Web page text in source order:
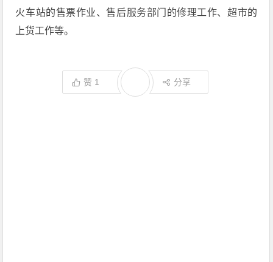
火车站的售票作业、售后服务部门的修理工作、超市的
上货工作等。
赞 1 分享